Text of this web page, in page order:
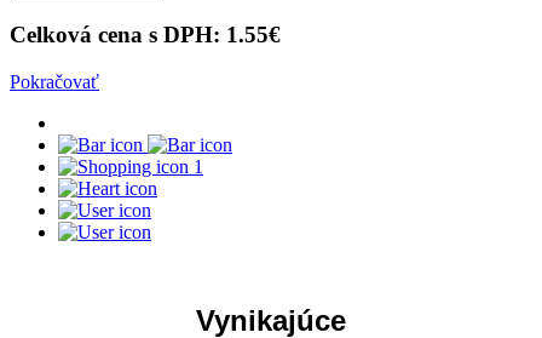
Celková cena s DPH: 1.55€
Pokračovať
1
Vynikajúce